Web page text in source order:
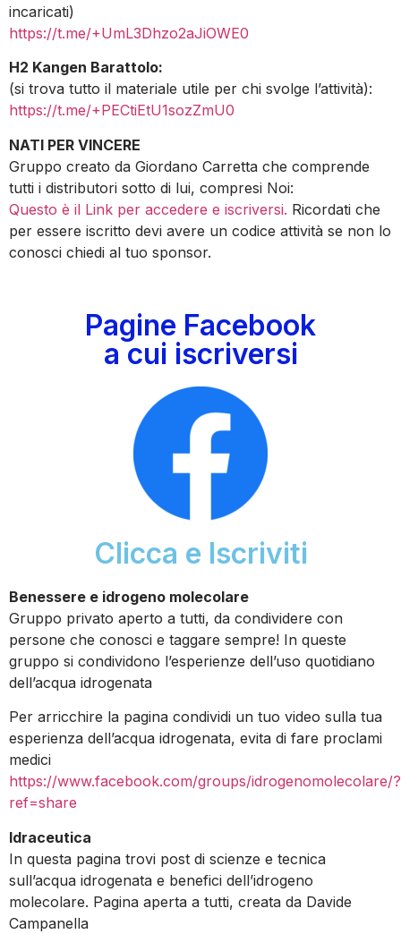
incaricati)
https://t.me/+UmL3Dhzo2aJiOWE0
H2 Kangen Barattolo:
(si trova tutto il materiale utile per chi svolge l’attività):
https://t.me/+PECtiEtU1sozZmU0
NATI PER VINCERE
Gruppo creato da Giordano Carretta che comprende
tutti i distributori sotto di lui, compresi Noi:
Questo è il Link per accedere e iscriversi. Ricordati che
per essere iscritto devi avere un codice attività se non lo
conosci chiedi al tuo sponsor.
Pagine Facebook
a cui iscriversi
Clicca e Iscriviti
Benessere e idrogeno molecolare
Gruppo privato aperto a tutti, da condividere con
persone che conosci e taggare sempre! In queste
gruppo si condividono l’esperienze dell’uso quotidiano
dell’acqua idrogenata
Per arricchire la pagina condividi un tuo video sulla tua
esperienza dell’acqua idrogenata, evita di fare proclami
medici
https://www.facebook.com/groups/idrogenomolecolare/?
ref=share
Idraceutica
In questa pagina trovi post di scienze e tecnica
sull’acqua idrogenata e benefici dell’idrogeno
molecolare. Pagina aperta a tutti, creata da Davide
Campanella